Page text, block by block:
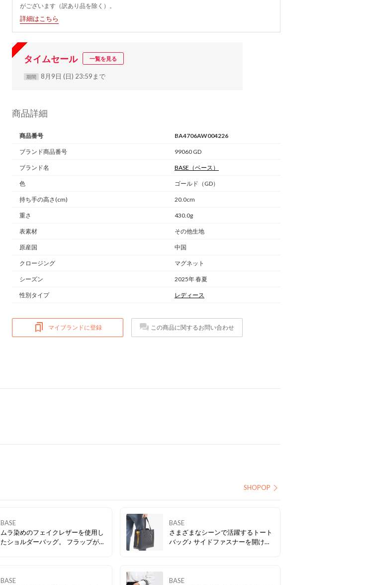
がございます（訳あり品を除く）。
詳細はこちら
タイムセール 一覧を見る
期間 8月9日 (日) 23:59まで
商品詳細
商品番号 BA4706AW004226
ブランド商品番号 99060 GD
ブランド名 BASE （ベース）
色 ゴールド（GD）
持ち手の高さ(cm) 20.0cm
重さ 430.0g
表素材 その他生地
原産国 中国
クロージング マグネット
シーズン 2025年 春夏
性別タイプ レディース
マイブランドに登録 この商品に関するお問い合わせ
SHOPOP
BASE
ムラ染めのフェイクレザーを使用し
たショルダーバッグ。 フラップが被
メです。
BASE
さまざまなシーンで活躍するトート
バッグ♪ サイドファスナーを開ける
BASE
BASE